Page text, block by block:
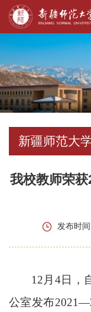
新疆师范大
我校教师荣
发布时
12月4日，
公室发布